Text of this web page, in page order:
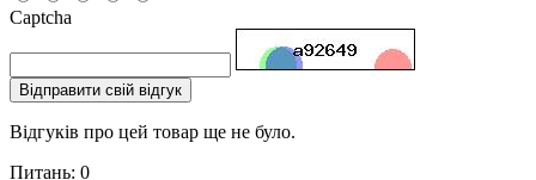
Captcha
Відправити свій відгук
Відгуків про цей товар ще не було.
Питань: 0